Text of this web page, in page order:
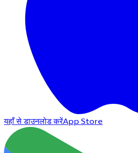
यहाँ से डाउनलोड करेंApp Store